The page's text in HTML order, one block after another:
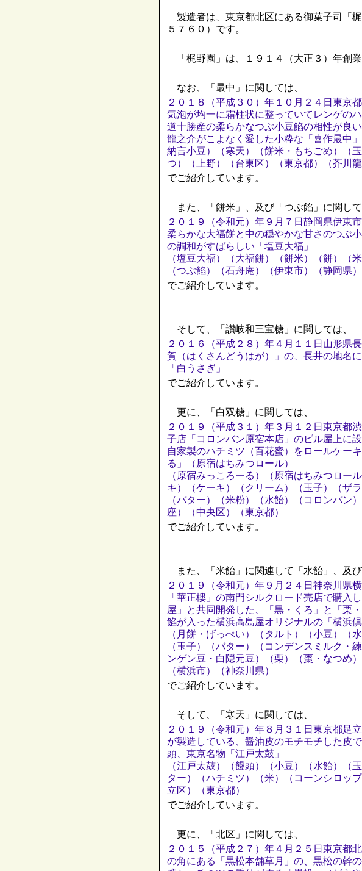
製造者は、東京都北区にある御菓子司「
５７６０）です。
「梶野園」は、１９１４（大正３）年創業
なお、「最中」に関しては、
２０１８（平成３０）年１０月２４日東京
気泡が均一に霜柱状に整っていてレンゲの
道十勝産の柔らかなつぶ小豆餡の相性が良
龍之介がこよなく愛した小粋な「喜作最中
納言小豆）（寒天）（餅米・もちごめ）（
つ）（上野）（台東区）（東京都）（芥川
でご紹介しています。
また、「餅米」、及び「つぶ餡」に関して
２０１９（令和元）年９月７日静岡県伊東
柔らかな大福餅と中の穏やかな甘さのつぶ
の調和がすばらしい「塩豆大福」
（塩豆大福）（大福餅）（餅米）（餅）（
（つぶ餡）（石舟庵）（伊東市）（静岡県）
でご紹介しています。
そして、「讃岐和三宝糖」に関しては、
２０１６（平成２８）年４月１１日山形県
賀（はくさんどうはが）」の、長井の地名
「白うさぎ」
でご紹介しています。
更に、「白双糖」に関しては、
２０１９（平成３１）年３月１２日東京都
子店「コロンバン原宿本店」のビル屋上に
自家製のハチミツ（百花蜜）をロールケー
る」（原宿はちみつロール）
（原宿みっころーる）（原宿はちみつロー
キ）（ケーキ）（クリーム）（玉子）（ザ
（バター）（米粉）（水飴）（コロンバン
座）（中央区）（東京都）
でご紹介しています。
また、「米飴」に関連して「水飴」、及び
２０１９（令和元）年９月２４日神奈川県
「華正樓」の南門シルクロード売店で購入
屋」と共同開発した、「黒・くろ」と「栗
餡が入った横浜高島屋オリジナルの「横浜
（月餅・げっぺい）（タルト）（小豆）（
（玉子）（バター）（コンデンスミルク・
ンゲン豆・白隠元豆）（栗）（棗・なつめ
（横浜市）（神奈川県）
でご紹介しています。
そして、「寒天」に関しては、
２０１９（令和元）年８月３１日東京都足
が製造している、醤油皮のモチモチした皮
頭、東京名物「江戸太鼓」
（江戸太鼓）（饅頭）（小豆）（水飴）（
ター）（ハチミツ）（米）（コーンシロッ
立区）（東京都）
でご紹介しています。
更に、「北区」に関しては、
２０１５（平成２７）年４月２５日東京都
の角にある「黒松本舗草月」の、黒松の幹